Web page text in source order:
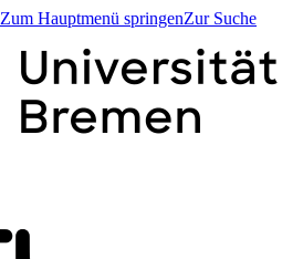
Zum Hauptmenü springenZur Suche